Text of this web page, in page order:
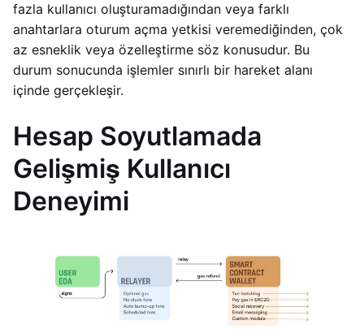
fazla kullanıcı oluşturamadığından veya farklı
anahtarlara oturum açma yetkisi veremediğinden, çok
az esneklik veya özelleştirme söz konusudur. Bu
durum sonucunda işlemler sınırlı bir hareket alanı
içinde gerçekleşir.
Hesap Soyutlamada
Gelişmiş Kullanıcı
Deneyimi